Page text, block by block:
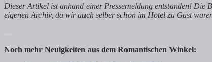
Dieser Artikel ist anhand einer Pressemeldung entstanden! Die
eigenen Archiv, da wir auch selber schon im Hotel zu Gast
Noch mehr Neuigkeiten aus dem Romantischen Winkel: